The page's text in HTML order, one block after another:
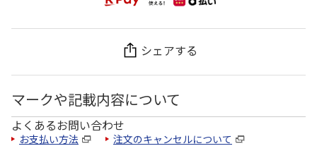
シェアする
マークや記載内容について
よくあるお問い合わせ
お支払い方法 注文のキャンセルについて